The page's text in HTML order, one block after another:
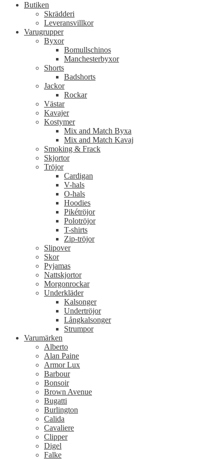
Butiken
Skrädderi
Leveransvillkor
Varugrupper
Byxor
Bomullschinos
Manchesterbyxor
Shorts
Badshorts
Jackor
Rockar
Västar
Kavajer
Kostymer
Mix and Match Byxa
Mix and Match Kavaj
Smoking & Frack
Skjortor
Tröjor
Cardigan
V-hals
O-hals
Hoodies
Pikétröjor
Polotröjor
T-shirts
Zip-tröjor
Slipover
Skor
Pyjamas
Nattskjortor
Morgonrockar
Underkläder
Kalsonger
Undertröjor
Långkalsonger
Strumpor
Varumärken
Alberto
Alan Paine
Armor Lux
Barbour
Bonsoir
Brown Avenue
Bugatti
Burlington
Calida
Cavaliere
Clipper
Digel
Falke